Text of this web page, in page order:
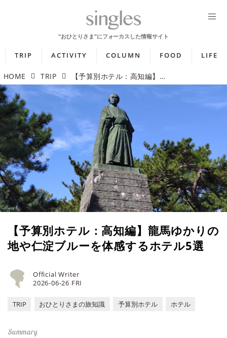
TRIP ACTIVITY COLUMN FOOD LIFE
HOME TRIP 【予算別ホテル：高知編】龍馬ゆかりの地や仁淀ブルーを体感するホテル5選
【予算別ホテル：高知編】龍馬ゆかりの
地や仁淀ブルーを体感するホテル5選
2026-06-26 FRI
Official Writer
TRIP おひとりさまの旅知識 予算別ホテル ホテル